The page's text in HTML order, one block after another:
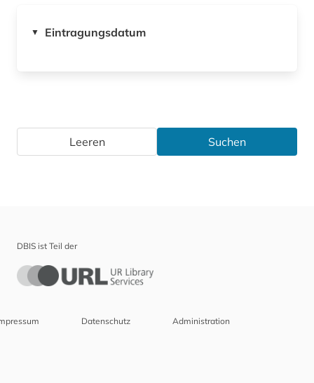
▼ Eintragungsdatum
Leeren Suchen
DBIS ist Teil der
Datenschutz Administration